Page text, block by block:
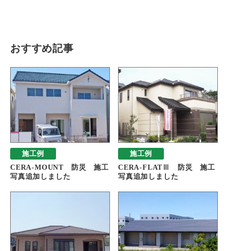
おすすめ記事
施工例
CERA-MOUNT 防災 施工
写真追加しました
施工例
CERA-FLATⅢ 防災 施工
写真追加しました